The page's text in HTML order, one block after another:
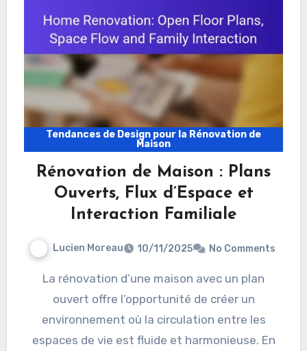
Tendances de Design pour la Rénovation de
Maison
Rénovation de Maison : Plans
Ouverts, Flux d’Espace et
Interaction Familiale
Lucien Moreau 10/11/2025 No Comments
La rénovation d’une maison avec un plan
ouvert offre l’opportunité de créer un
environnement où la circulation entre les
espaces de vie est fluide et harmonieuse. En